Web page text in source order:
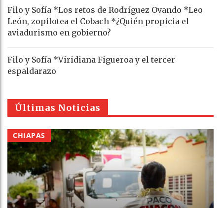
Filo y Sofía *Los retos de Rodríguez Ovando *Leo
León, zopilotea el Cobach *¿Quién propicia el
aviadurismo en gobierno?
Filo y Sofía *Viridiana Figueroa y el tercer
espaldarazo
Últimas Noticias
CHIAPAS